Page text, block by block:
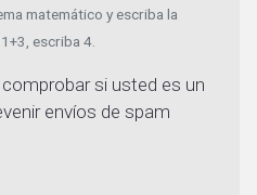
matemático y escriba la
escriba 4.
si usted es un
envíos de spam